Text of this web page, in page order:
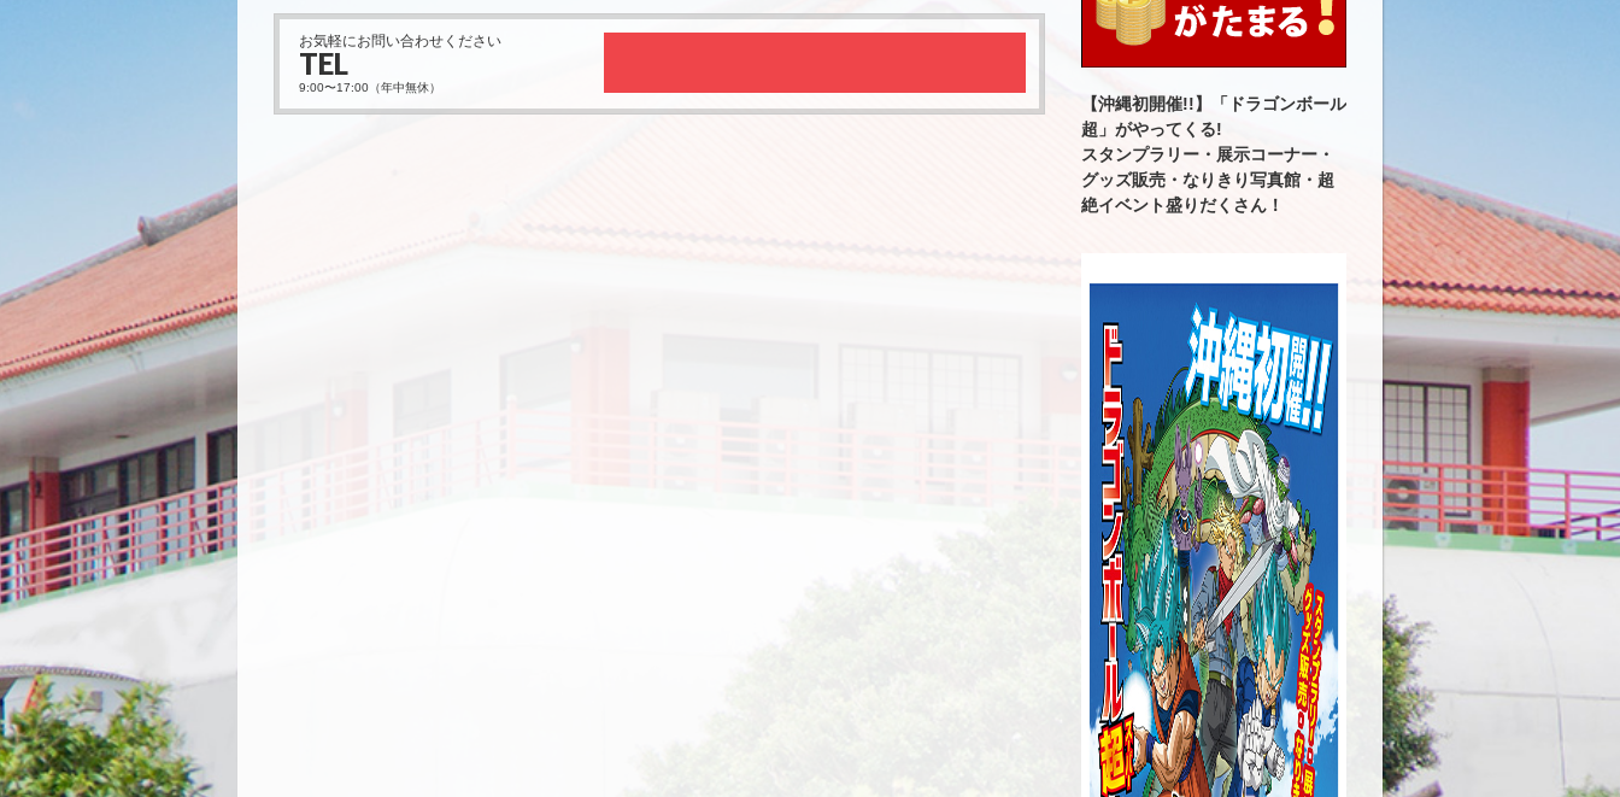
お気軽にお問い合わせください
TEL
9:00〜17:00（年中無休）
【沖縄初開催!!】「ドラゴンボール
超」がやってくる!
スタンプラリー・展示コーナー・
グッズ販売・なりきり写真館・超
絶イベント盛りだくさん！